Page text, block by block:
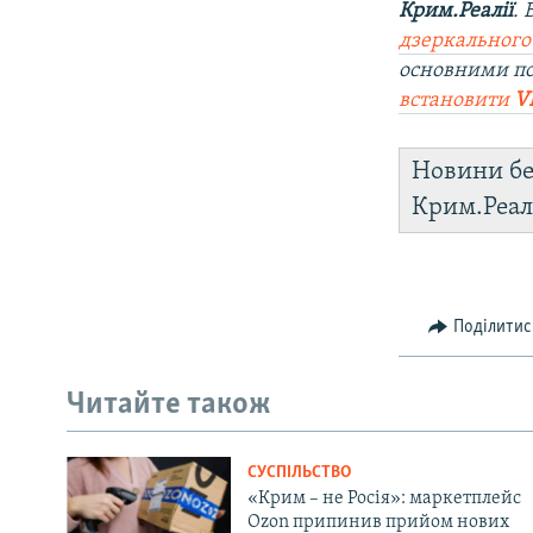
Крим.Реалії.
основними
встановити
Новини
Читайте також
СУСПІЛЬСТВО
«Крим – не Росія»: маркетплейс
Ozon припинив прийом нових